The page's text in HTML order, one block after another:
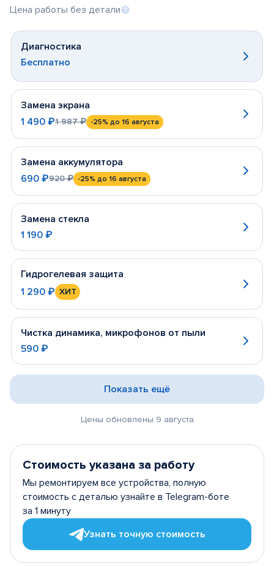
Цена работы без детали
Диагностика
Бесплатно
Замена экрана
1 490 ₽1 987 ₽ -25% до 16 августа
Замена аккумулятора
690 ₽920 ₽ -25% до 16 августа
Замена стекла
1 190 ₽
Гидрогелевая защита
1 290 ₽ ХИТ
Чистка динамика, микрофонов от пыли
590 ₽
Цены обновлены 9 августа
Показать ещё
Стоимость указана за работу
Мы ремонтируем все устройства, полную
стоимость с деталью узнайте в Telegram-боте
за 1 минуту
Узнать точную стоимость